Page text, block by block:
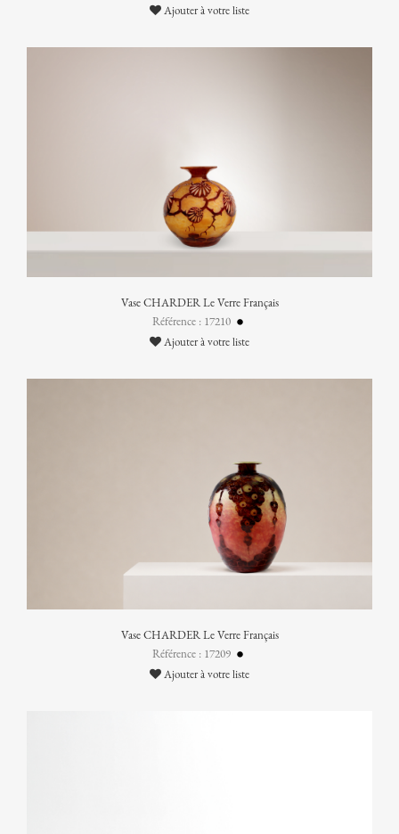
Ajouter à votre liste
Vase CHARDER Le Verre Français
Référence : 17210
Ajouter à votre liste
Vase CHARDER Le Verre Français
Référence : 17209
Ajouter à votre liste